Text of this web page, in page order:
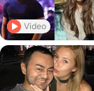
Video